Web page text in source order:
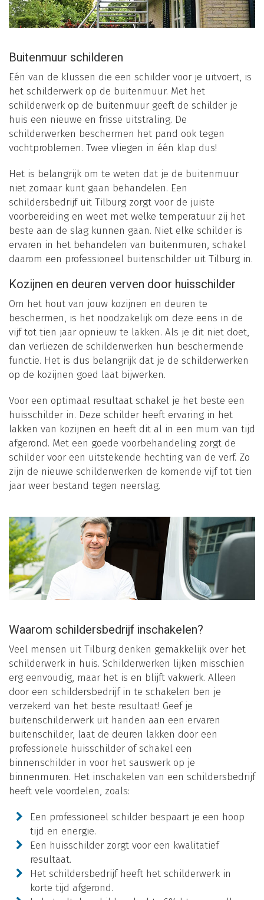
Buitenmuur schilderen
Eén van de klussen die een schilder voor je uitvoert, is
het schilderwerk op de buitenmuur. Met het
schilderwerk op de buitenmuur geeft de schilder je
huis een nieuwe en frisse uitstraling. De
schilderwerken beschermen het pand ook tegen
vochtproblemen. Twee vliegen in één klap dus!
Het is belangrijk om te weten dat je de buitenmuur
niet zomaar kunt gaan behandelen. Een
schildersbedrijf uit Tilburg zorgt voor de juiste
voorbereiding en weet met welke temperatuur zij het
beste aan de slag kunnen gaan. Niet elke schilder is
ervaren in het behandelen van buitenmuren, schakel
daarom een professioneel buitenschilder uit Tilburg in.
Kozijnen en deuren verven door huisschilder
Om het hout van jouw kozijnen en deuren te
beschermen, is het noodzakelijk om deze eens in de
vijf tot tien jaar opnieuw te lakken. Als je dit niet doet,
dan verliezen de schilderwerken hun beschermende
functie. Het is dus belangrijk dat je de schilderwerken
op de kozijnen goed laat bijwerken.
Voor een optimaal resultaat schakel je het beste een
huisschilder in. Deze schilder heeft ervaring in het
lakken van kozijnen en heeft dit al in een mum van tijd
afgerond. Met een goede voorbehandeling zorgt de
schilder voor een uitstekende hechting van de verf. Zo
zijn de nieuwe schilderwerken de komende vijf tot tien
jaar weer bestand tegen neerslag.
Waarom schildersbedrijf inschakelen?
Veel mensen uit Tilburg denken gemakkelijk over het
schilderwerk in huis. Schilderwerken lijken misschien
erg eenvoudig, maar het is en blijft vakwerk. Alleen
door een schildersbedrijf in te schakelen ben je
verzekerd van het beste resultaat! Geef je
buitenschilderwerk uit handen aan een ervaren
buitenschilder, laat de deuren lakken door een
professionele huisschilder of schakel een
binnenschilder in voor het sauswerk op je
binnenmuren. Het inschakelen van een schildersbedrijf
heeft vele voordelen, zoals:
Een professioneel schilder bespaart je een hoop
tijd en energie.
Een huisschilder zorgt voor een kwalitatief
resultaat.
Het schildersbedrijf heeft het schilderwerk in
korte tijd afgerond.